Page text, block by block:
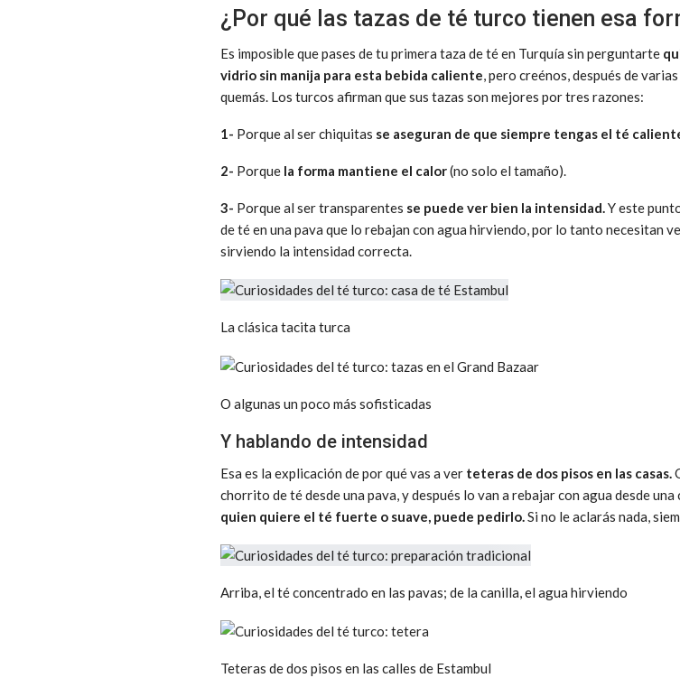
¿Por qué las tazas de té turco tienen esa
Es imposible que pases de tu primera taza de té en Turquía sin perguntarte
vidrio sin manija para esta bebida caliente, pero creénos, después de
quemás. Los turcos afirman que sus tazas son mejores por tres razones:
1- Porque al ser chiquitas se aseguran de que siempre tengas el té
2- Porque la forma mantiene el calor(no solo el tamaño).
3- Porque al ser transparentes se puede ver bien la intensidad.Y este
de té en una pava que lo rebajan con agua hirviendo, por lo tanto necesitan
sirviendo la intensidad correcta.
La clásica tacita turca
O algunas un poco más sofisticadas
Y hablando de intensidad
Esa es la explicación de por qué vas a ver teteras de dos pisos en las casas.
chorrito de té desde una pava, y después lo van a rebajar con agua desde una
quien quiere el té fuerte o suave, puede pedirlo.Si no le aclarás nada,
Arriba, el té concentrado en las pavas; de la canilla, el agua hirviendo
Teteras de dos pisos en las calles de Estambul